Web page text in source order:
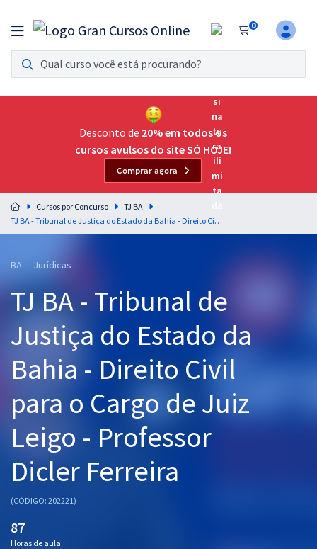
0
Assinatura Ilimitada 11
Acesso a todos os cursos. Teste grátis por 7 dias!
Assinatura OAB Até Passar
Acesso ilimitado a toda preparação para o Exame da
Residências Multiprofissionais
Preparação completa e intensiva para as principais
residências em saúde do Brasil
Cursos 20% OFF
Pós
Graduação
OAB
Mentorias
Questões grátis
Desconto de 20% em todos os
cursos avulsos do site SÓ HOJE!
Comprar agora
Cursos por Concurso
TJ BA
TJ BA - Tribunal de Justiça do Estado da Bahia - Direito Civil para o Cargo de Juiz Leigo - Professor Dicler Ferreira
BA - Jurídicas
TJ BA - Tribunal de
Justiça do Estado da
Bahia - Direito Civil
para o Cargo de Juiz
Leigo - Professor
Dicler Ferreira
(CÓDIGO: 202221)
87
Horas de aula